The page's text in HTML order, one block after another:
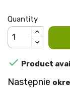
Quantity
 Product
Następnie